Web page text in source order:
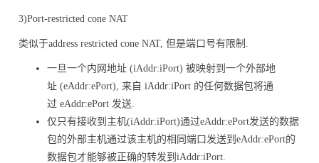
3)Port-restricted cone NAT
类似于address restricted cone NAT, 但是端口号有限制.
一旦一个内网地址 (iAddr:iPort) 被映射到一个外部地
址 (eAddr:ePort), 来自 iAddr:iPort 的任何数据包将通
过 eAddr:ePort 发送.
仅只有接收到主机(iAddr:iPort)通过eAddr:ePort发送的数据
包的外部主机通过该主机的相同端口发送到eAddr:ePort的
数据包才能够被正确的转发到iAddr:iPort.